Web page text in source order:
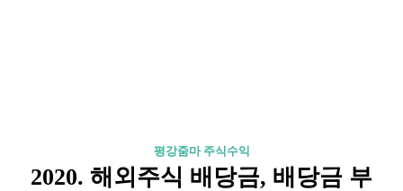
평강줌마 주식수익
2020. 해외주식 배당금, 배당금 부